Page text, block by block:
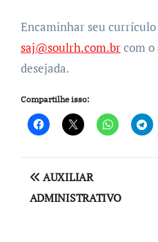
Encaminhar seu
saj@soulrh.com.brcom o
desejada.
Compartilhe isso:
Navegação
de
AUXILIAR
ADMINISTRATIVO